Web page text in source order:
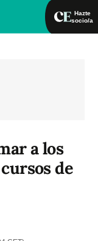
Hazte
socio/a
a los
de